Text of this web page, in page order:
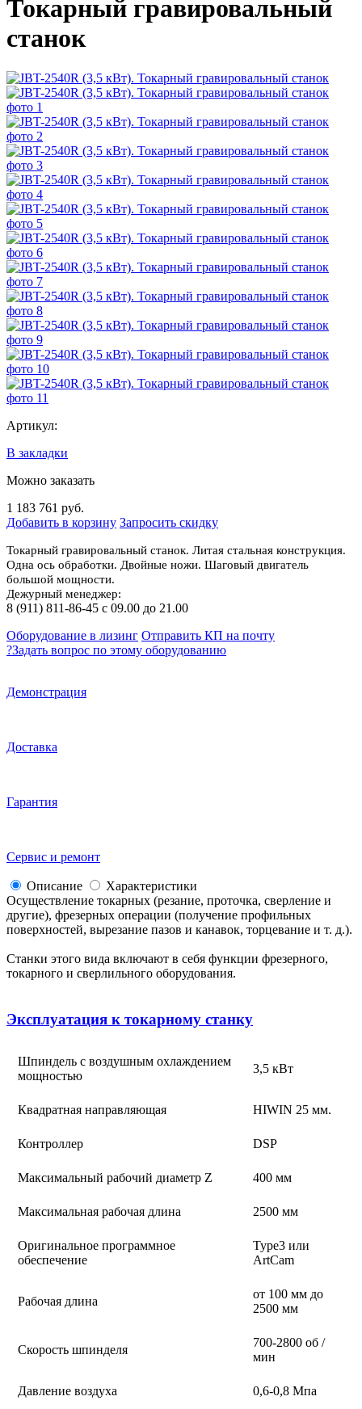
Токарный гравировальный
станок
Артикул:
В закладки
Можно заказать
1 183 761 руб.
Добавить в корзину Запросить скидку
Токарный гравировальный станок. Литая стальная конструкция.
Одна ось обработки. Двойные ножи. Шаговый двигатель
большой мощности.
Дежурный менеджер:
8 (911) 811-86-45 с 09.00 до 21.00
Оборудование в лизинг Отправить КП на почту
?Задать вопрос по этому оборудованию
Демонстрация
Доставка
Гарантия
Сервис и ремонт
Описание
Характеристики
Осуществление токарных (резание, проточка, сверление и
другие), фрезерных операции (получение профильных
поверхностей, вырезание пазов и канавок, торцевание и т. д.).
Станки этого вида включают в себя функции фрезерного,
токарного и сверлильного оборудования.
Эксплуатация к токарному станку
Шпиндель с воздушным охлаждением
мощностью
3,5 кВт
Квадратная направляющая HIWIN 25 мм.
Контроллер DSP
Максимальный рабочий диаметр Z 400 мм
Максимальная рабочая длина 2500 мм
Оригинальное программное
обеспечение
Type3 или
ArtCam
Рабочая длина
от 100 мм до
2500 мм
Скорость шпинделя
700-2800 об /
мин
Давление воздуха 0,6-0,8 Мпа